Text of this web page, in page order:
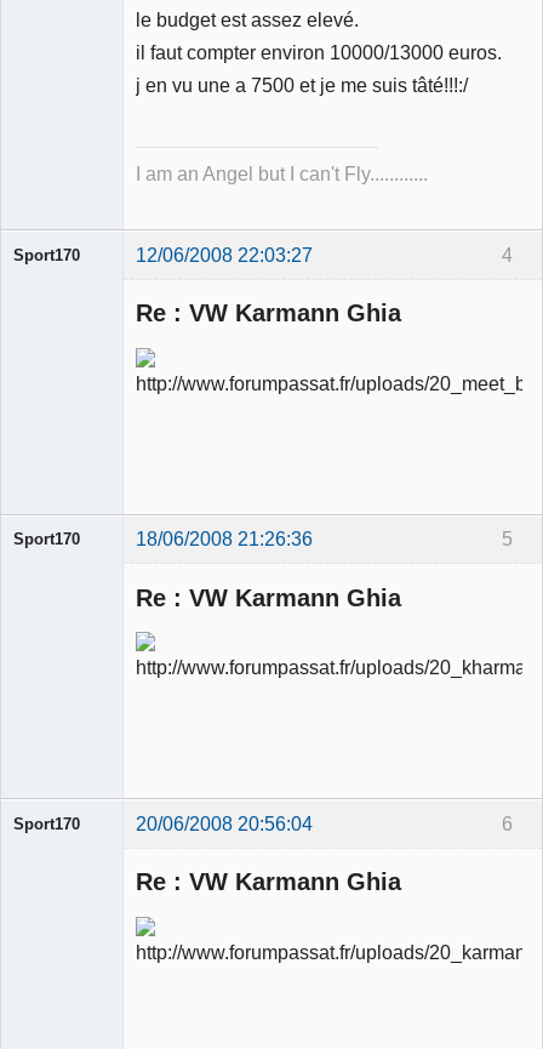
le budget est assez elevé.
il faut compter environ 10000/13000 euros.
j en vu une a 7500 et je me suis tâté!!!:/
I am an Angel but I can't Fly............
4
Sport170 12/06/2008 22:03:27
Re : VW Karmann Ghia
5
Sport170 18/06/2008 21:26:36
Re : VW Karmann Ghia
6
Sport170 20/06/2008 20:56:04
Re : VW Karmann Ghia